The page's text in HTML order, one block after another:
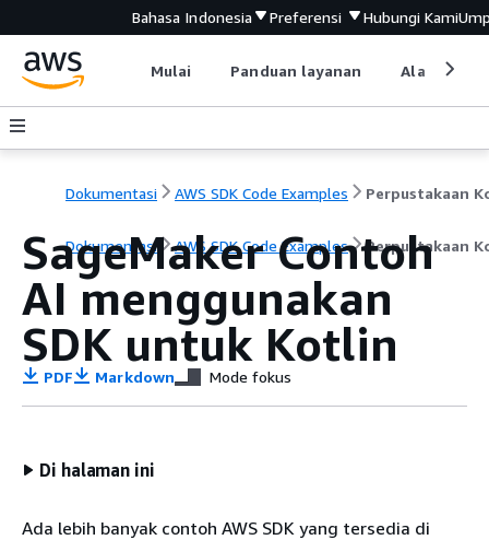
Bahasa Indonesia Preferensi Hubungi Kami
Mulai Panduan layanan Alat
Dokumentasi AWS SDK Code Examples
Dokumentasi AWS SDK Code Examples Perpustakaan
SageMaker Contoh
AI menggunakan
SDK untuk Kotlin
PDF Markdown Mode fokus
Di halaman ini
Ada lebih banyak contoh AWS SDK yang tersedia di